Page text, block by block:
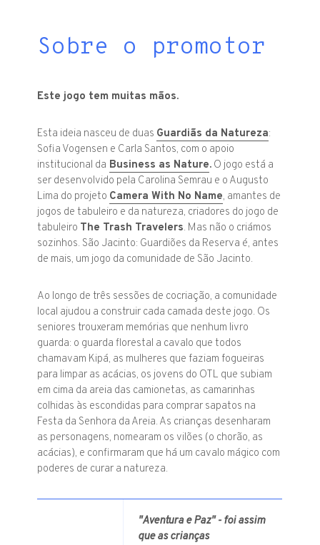
Sobre o promotor
Este jogo tem muitas mãos.
Esta ideia nasceu de duas Guardiãs da Natureza:
Sofia Vogensen e Carla Santos, com o apoio
institucional da Business as Nature. O jogo está a
ser desenvolvido pela Carolina Semrau e o Augusto
Lima do projeto Camera With No Name, amantes de
jogos de tabuleiro e da natureza, criadores do jogo de
tabuleiro The Trash Travelers. Mas não o criámos
sozinhos. São Jacinto: Guardiões da Reserva é, antes
de mais, um jogo da comunidade de São Jacinto.
Ao longo de três sessões de cocriação, a comunidade
local ajudou a construir cada camada deste jogo. Os
seniores trouxeram memórias que nenhum livro
guarda: o guarda florestal a cavalo que todos
chamavam Kipá, as mulheres que faziam fogueiras
para limpar as acácias, os jovens do OTL que subiam
em cima da areia das camionetas, as camarinhas
colhidas às escondidas para comprar sapatos na
Festa da Senhora da Areia. As crianças desenharam
as personagens, nomearam os vilões (o chorão, as
acácias), e confirmaram que há um cavalo mágico com
poderes de curar a natureza.
"Aventura e Paz" - foi assim
que as crianças